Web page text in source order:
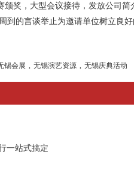
奖，大型会议接待，发放公司简
到的言谈举止为邀请单位树立良
锡会展 , 无锡演艺资源 , 无锡庆典活动
一站式搞定